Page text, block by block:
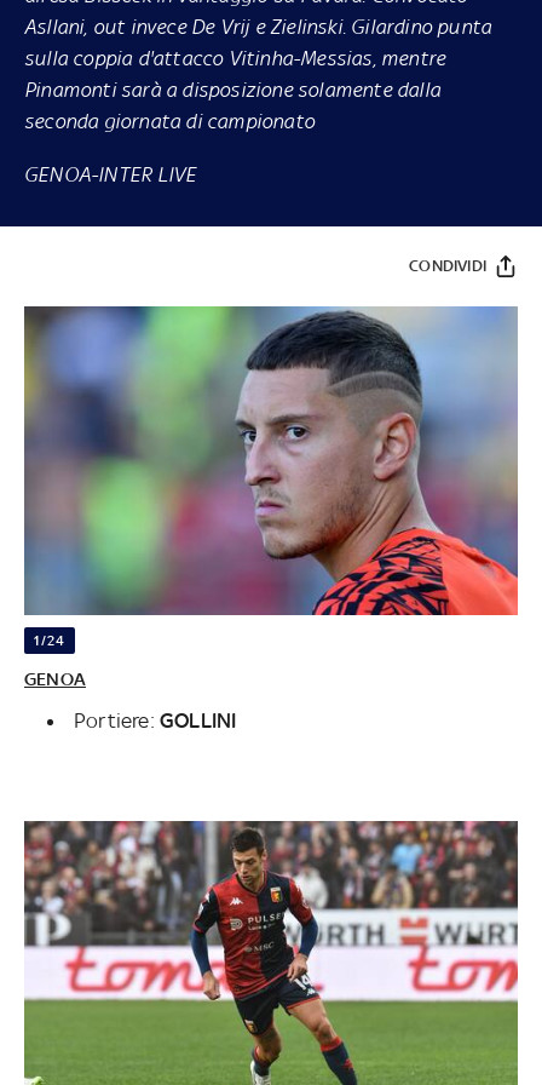
Asllani, out invece De Vrij e Zielinski. Gilardino punta
sulla coppia d'attacco Vitinha-Messias, mentre
Pinamonti sarà a disposizione solamente dalla
seconda giornata di campionato
GENOA-INTER LIVE
CONDIVIDI
1/24
GENOA
Portiere: GOLLINI